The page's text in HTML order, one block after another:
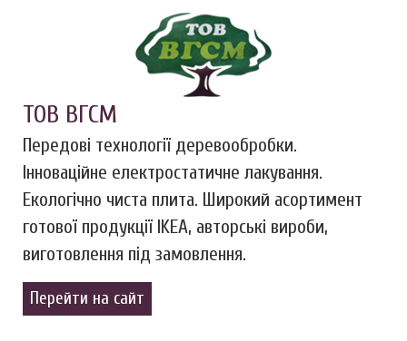
ТОВ ВГСМ
Передові технології деревообробки.
Інноваційне електростатичне лакування.
Екологічно чиста плита. Широкий асортимент
готової продукції IKEA, авторські вироби,
виготовлення під замовлення.
Перейти на сайт